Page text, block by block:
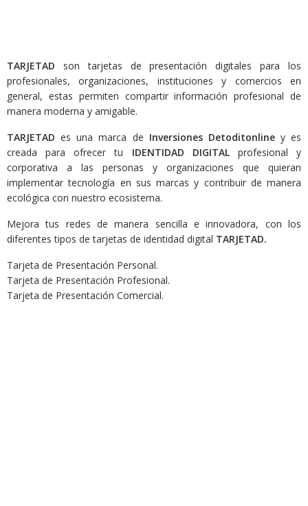
TARJETAD son tarjetas de presentación digitales para los
profesionales, organizaciones, instituciones y comercios en
general, estas permiten compartir información profesional de
manera moderna y amigable.
TARJETAD es una marca de Inversiones Detoditonliney es
creada para ofrecer tu IDENTIDAD DIGITALprofesional y
corporativa a las personas y organizaciones que quieran
implementar tecnología en sus marcas y contribuir de manera
ecológica con nuestro ecosistema.
Mejora tus redes de manera sencilla e innovadora, con los
diferentes tipos de tarjetas de identidad digital TARJETAD.
Tarjeta de Presentación Personal.
Tarjeta de Presentación Profesional.
Tarjeta de Presentación Comercial.